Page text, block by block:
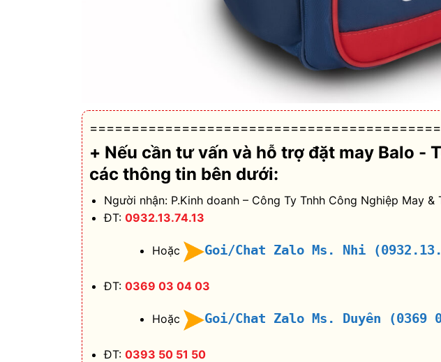
+ Nếu cần tư vấn và hỗ trợ đặt may Balo -
các thông tin bên dưới:
Người nhận: P.Kinh doanh – Công Ty Tnhh Công Nghiệp May &
ĐT: 0932.13.74.13
Hoặc Goi/Chat Zalo Ms. Nhi
ĐT: 0369 03 04 03
Hoặc Goi/Chat Zalo Ms. Duyên (0369
ĐT: 0393 50 51 50